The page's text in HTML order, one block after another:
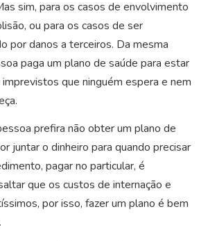
sim, para os casos de envolvimento
ou para os casos de ser
por danos a terceiros. Da mesma
paga um plano de saúde para estar
que ninguém espera e nem
prefira não obter um plano de
juntar o dinheiro para quando precisar
pagar no particular, é
que os custos de internação e
por isso, fazer um plano é bem